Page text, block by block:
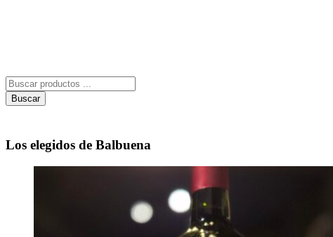
Búsqueda
de
productos
Buscar
Los elegidos de Balbuena